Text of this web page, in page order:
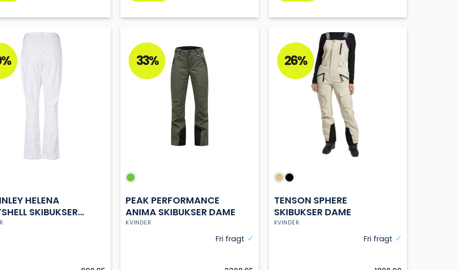
har
varianter.
Mulighederne
kan
vælges
har
varianter.
Mulighederne
kan
vælges
HELENA
SKIBUKSER
33%
KVINDER
PEAK PERFORMANCE
ANIMA SKIBUKSER DAME
Fri fragt
26%
KVINDER
TENSON SPHERE
SKIBUKSER DAME
Fri fragt